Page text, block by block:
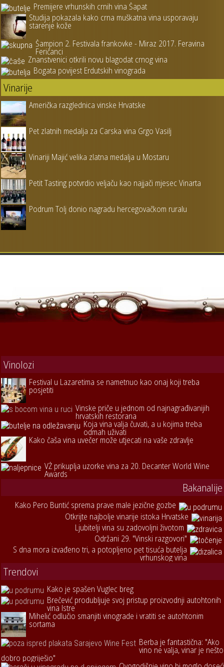
Premijere vrhunskih crnih vina Šapat
Studija pokazala kako crna muškatna vina usporavaju
starenje kože
Šampion 2. Festivala frankovke - Miraz 2017. Feravina
Feričanci
Znanstvenici otkrili novu blagodat crnog vina
Bogata povijest Erdutskih vinograda
Vinarije
Američka razglednica vinske Hrvatske
Pet zlatnih medalja za Carska vina Grgo Vasilj
Vinariji Majić velika zlatna medalja u Mostaru
Petit Tasting potvrdio veljaču kao najjači mjesec Vinarta
Podrum Tolj donio nagradu hercegovačkom ruralu
Vinolozi
Festival u Lazaretima se nametnuo kao onaj koji treba
posjetiti
Vinske priče u jednom od najnagrađivanijih
hrvatskih restorana
Koja vina valja čuvati, a u kojima treba
odmah uživati
Kako čaša vina uvečer može utjecati na vaše zdravlje
VŽ prikuplja uzorke vina za 20. Decanter World Wine
Awards
Bakanalije
Kako Pero Buntić sprema prave male jezične gozbe
Otkrijte najbolje vinarije istoka Hrvatske
Ljubitelji vina su zadovoljni životom
Održani 29. "Vinski razgovori"
S dna mora izvađeno tri, a potopljeno pet tisuća butelja
vrhunskog vina
Trendovi
Kako je spašen Vuglec breg
Brečević produbljuje svoj pristup proizvodnji autohtonih
vina Istre
Mihelić odlučio smanjiti vinograde i vratiti se autohtonim
sortama
Berba je fantastična: "Ako
vino ne valja, vinar je nešto
dobro pogriješio"